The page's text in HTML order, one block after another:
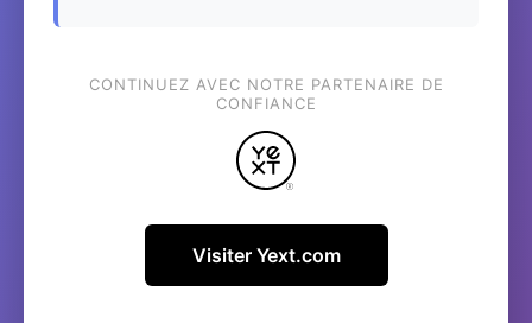
CONTINUEZ AVEC NOTRE PARTENAIRE DE
CONFIANCE
Visiter Yext.com